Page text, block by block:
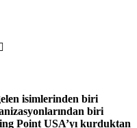
isimlerinden biri
biri
Point USA’yı kurduktan